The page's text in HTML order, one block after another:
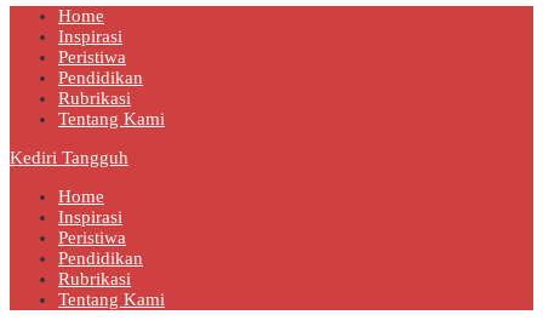
Home
Inspirasi
Peristiwa
Pendidikan
Rubrikasi
Tentang Kami
Kediri Tangguh
Home
Inspirasi
Peristiwa
Pendidikan
Rubrikasi
Tentang Kami